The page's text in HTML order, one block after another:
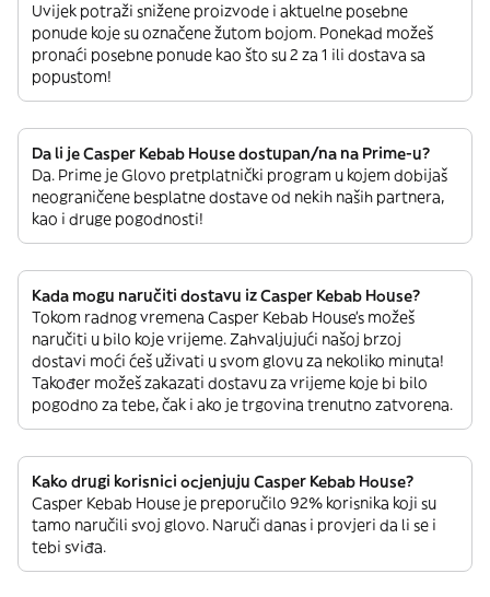
Uvijek potraži snižene proizvode i aktuelne posebne
ponude koje su označene žutom bojom. Ponekad možeš
pronaći posebne ponude kao što su 2 za 1 ili dostava sa
popustom!
Da li je Casper Kebab House dostupan/na na Prime-u?
Da. Prime je Glovo pretplatnički program u kojem dobijaš
neograničene besplatne dostave od nekih naših partnera,
kao i druge pogodnosti!
Kada mogu naručiti dostavu iz Casper Kebab House?
Tokom radnog vremena Casper Kebab House’s možeš
naručiti u bilo koje vrijeme. Zahvaljujući našoj brzoj
dostavi moći ćeš uživati u svom glovu za nekoliko minuta!
Također možeš zakazati dostavu za vrijeme koje bi bilo
pogodno za tebe, čak i ako je trgovina trenutno zatvorena.
Kako drugi korisnici ocjenjuju Casper Kebab House?
Casper Kebab House je preporučilo 92% korisnika koji su
tamo naručili svoj glovo. Naruči danas i provjeri da li se i
tebi sviđa.